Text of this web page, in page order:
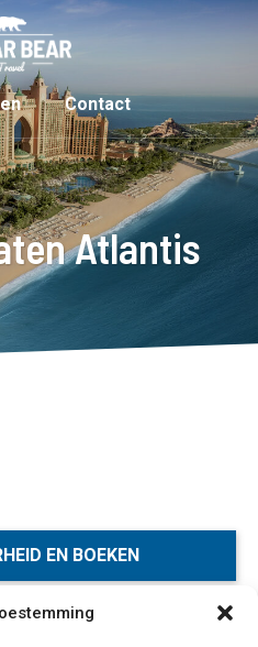
Contact
Atlantis
EN BOEKEN